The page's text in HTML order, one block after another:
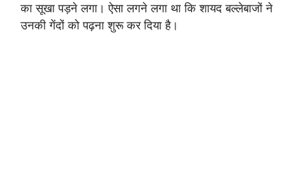
का सूखा पड़ने लगा। ऐसा लगने लगा था कि शायद बल्लेबाजों ने
उनकी गेंदों को पढ़ना शुरू कर दिया है।